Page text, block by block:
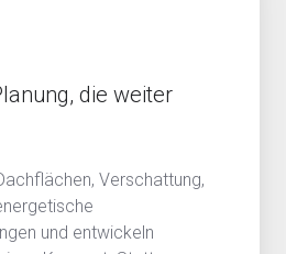
die weiter
Verschattung,
und entwickeln